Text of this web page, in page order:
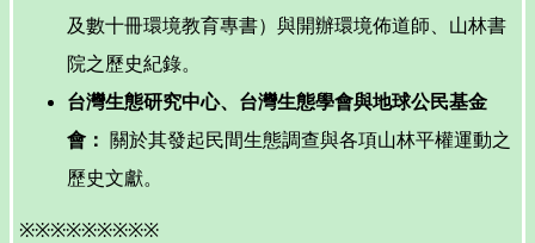
及數十冊環境教育專書）與開辦環境佈道師、山林書
院之歷史紀錄。
台灣生態研究中心、台灣生態學會與地球公民基金
會：
關於其發起民間生態調查與各項山林平權運動之
歷史文獻。
※※※※※※※※※